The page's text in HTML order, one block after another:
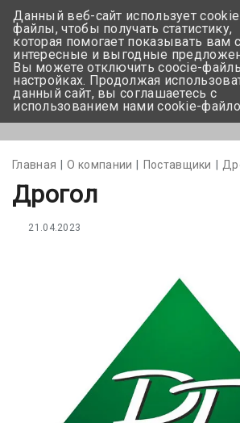
Главная О компании Поставщики
Дрогол
21.04.2023
Данный веб-сайт использует
файлы, чтобы получать статистику,
которая помогает показывать вам
интересные и выгодные
Вы можете отключить coocie-
настройках. Продолжая
данный сайт, вы соглашаетесь с
использованием нами cookie-